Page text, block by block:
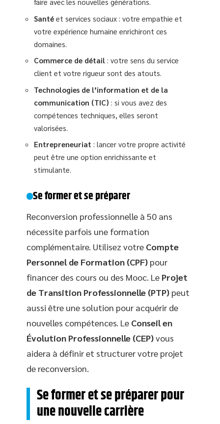
Santé et services sociaux : votre empathie et
votre expérience humaine enrichiront ces
domaines.
Commerce de détail : votre sens du service
client et votre rigueur sont des atouts.
Technologies de l’information et de la
communication (TIC) : si vous avez des
compétences techniques, elles seront
valorisées.
Entrepreneuriat : lancer votre propre activité
peut être une option enrichissante et
stimulante.
Se former et se préparer
Reconversion professionnelle à 50 ans
nécessite parfois une formation
complémentaire. Utilisez votre Compte
Personnel de Formation (CPF) pour
financer des cours ou des Mooc. Le Projet
de Transition Professionnelle (PTP) peut
aussi être une solution pour acquérir de
nouvelles compétences. Le Conseil en
Évolution Professionnelle (CEP)vous
aidera à définir et structurer votre projet
de reconversion.
Se former et se préparer pour
une nouvelle carrière